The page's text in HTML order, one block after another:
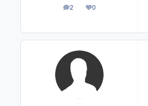
2
Beiträge0
Reputation